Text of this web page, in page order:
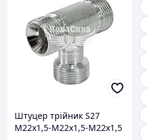
Штуцер трійник S27
М22х1,5-М22х1,5-М22х1,5